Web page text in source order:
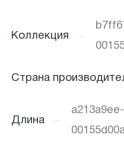
Коллекция
Страна
Длина